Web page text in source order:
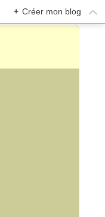
+ Créer mon blog